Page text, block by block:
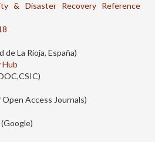
& Disaster Recovery Reference
de La Rioja, España)
Hub
Access Journals)